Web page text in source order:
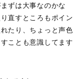
ずは大事なのかな
直すところもポイン
たり、ちょっと声色
ことも意識してます